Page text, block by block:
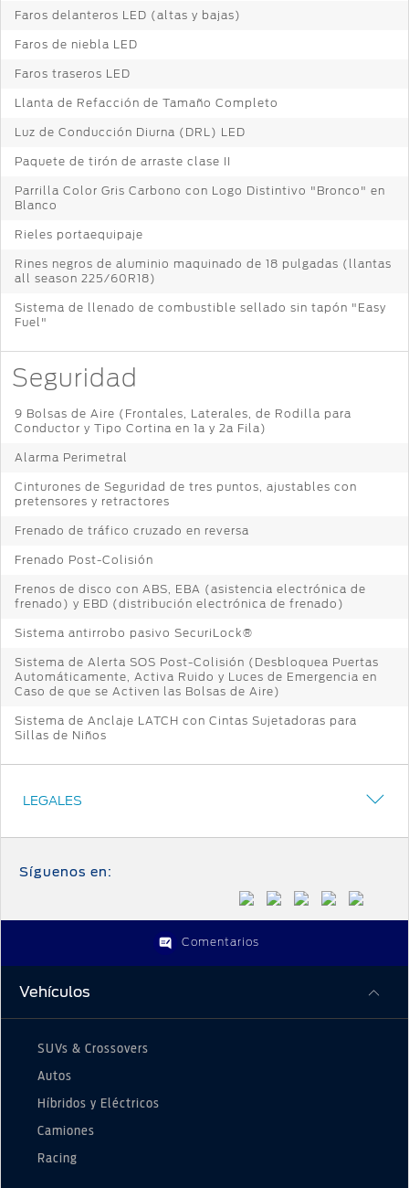
Faros delanteros LED (altas y bajas)
Faros de niebla LED
Faros traseros LED
Llanta de Refacción de Tamaño Completo
Luz de Conducción Diurna (DRL) LED
Paquete de tirón de arraste clase II
Parrilla Color Gris Carbono con Logo Distintivo "Bronco" en
Blanco
Rieles portaequipaje
Rines negros de aluminio maquinado de 18 pulgadas (llantas
all season 225/60R18)
Sistema de llenado de combustible sellado sin tapón "Easy
Fuel"
Seguridad
9 Bolsas de Aire (Frontales, Laterales, de Rodilla para
Conductor y Tipo Cortina en 1a y 2a Fila)
Alarma Perimetral
Cinturones de Seguridad de tres puntos, ajustables con
pretensores y retractores
Frenado de tráfico cruzado en reversa
Frenado Post-Colisión
Frenos de disco con ABS, EBA (asistencia electrónica de
frenado) y EBD (distribución electrónica de frenado)
Sistema antirrobo pasivo SecuriLock®
Sistema de Alerta SOS Post-Colisión (Desbloquea Puertas
Automáticamente, Activa Ruido y Luces de Emergencia en
Caso de que se Activen las Bolsas de Aire)
Sistema de Anclaje LATCH con Cintas Sujetadoras para
Sillas de Niños
LEGALES
Síguenos en:
Comentarios
Vehículos
SUVs & Crossovers
Autos
Híbridos y Eléctricos
Camiones
Racing